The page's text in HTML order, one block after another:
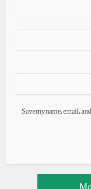
Save my name, email,